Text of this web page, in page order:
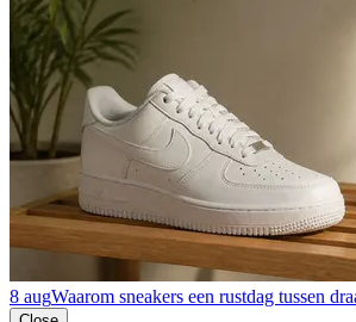
8 augWaarom sneakers een rustdag tussen